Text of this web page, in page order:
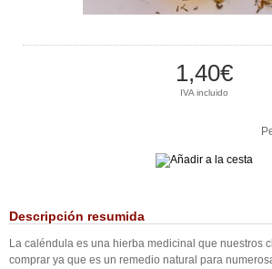
1,40€
IVA incluido
Descripción resumida
La caléndula es una hierba medicinal que nuestros
comprar ya que es un remedio natural para